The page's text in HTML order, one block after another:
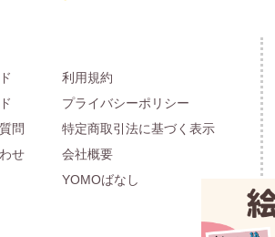
問
せ
利用規約
プライバシーポリシー
特定商取引法に基づく表示
会社概要
YOMOばなし